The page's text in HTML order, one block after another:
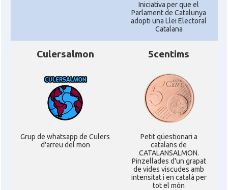
Iniciativa per que el
Parlament de Catalunya
adopti una Llei Electoral
Catalana
Culersalmon
Grup de whatsapp de Culers
d'arreu del mon
5centims
Petit qüestionari a
catalans de
CATALANSALMON.
Pinzellades d'un grapat
de vides viscudes amb
intensitat i en català per
tot el món